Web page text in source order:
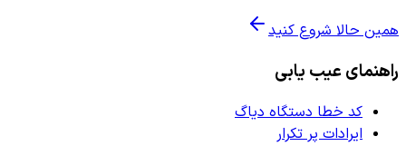
همین حالا شروع کنید
راهنمای عیب یابی
کد خطا دستگاه دیاگ
ایرادات پر تکرار